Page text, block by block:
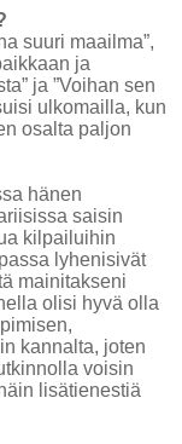
suuri maailma”,
ja
ja ”Voihan sen
ulkomailla, kun
osalta paljon
hänen
saisin
kilpailuihin
lyhenisivät
mainitakseni
olisi hyvä olla
kannalta, joten
voisin
lisätienestiä